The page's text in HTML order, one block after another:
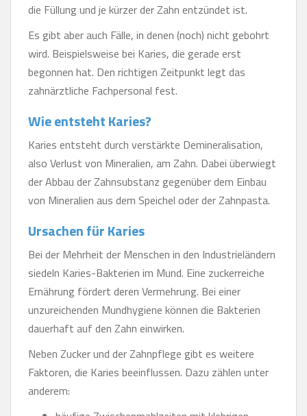
die Füllung und je kürzer der Zahn entzündet ist.
Es gibt aber auch Fälle, in denen (noch) nicht gebohrt
wird. Beispielsweise bei Karies, die gerade erst
begonnen hat. Den richtigen Zeitpunkt legt das
zahnärztliche Fachpersonal fest.
Wie entsteht Karies?
Karies entsteht durch verstärkte Demineralisation,
also Verlust von Mineralien, am Zahn. Dabei überwiegt
der Abbau der Zahnsubstanz gegenüber dem Einbau
von Mineralien aus dem Speichel oder der Zahnpasta.
Ursachen für Karies
Bei der Mehrheit der Menschen in den Industrieländern
siedeln Karies-Bakterien im Mund. Eine zuckerreiche
Ernährung fördert deren Vermehrung. Bei einer
unzureichenden Mundhygiene können die Bakterien
dauerhaft auf den Zahn einwirken.
Neben Zucker und der Zahnpflege gibt es weitere
Faktoren, die Karies beeinflussen. Dazu zählen unter
anderem: